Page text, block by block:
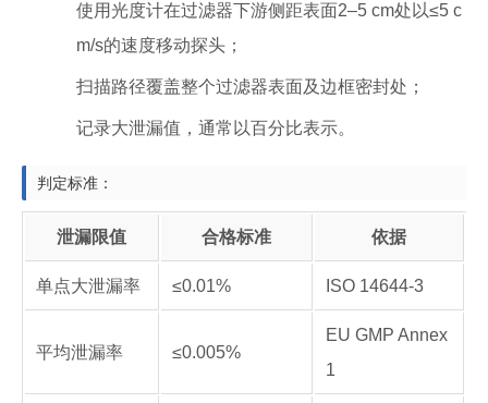
使用光度计在过滤器下游侧距表面2–5 cm处以≤5 c
m/s的速度移动探头；
扫描路径覆盖整个过滤器表面及边框密封处；
记录大泄漏值，通常以百分比表示。
判定标准：
泄漏限值 合格标准 依据
单点大泄漏率 ≤0.01% ISO 14644-3
平均泄漏率 ≤0.005%
EU GMP Annex
1